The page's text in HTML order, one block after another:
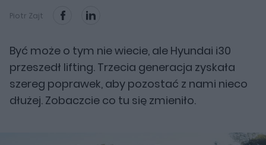
Piotr Zajt
Być może o tym nie wiecie, ale Hyundai i30
przeszedł lifting. Trzecia generacja zyskała
szereg poprawek, aby pozostać z nami nieco
dłużej. Zobaczcie co tu się zmieniło.